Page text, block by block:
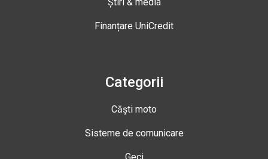
Finanțare UniCredit
Categorii
Căști moto
Sisteme de comunicare